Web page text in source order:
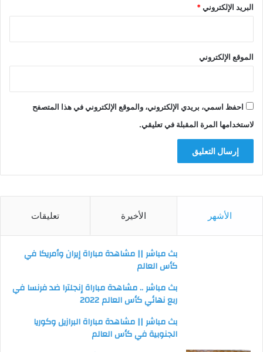
البريد الإلكتروني*
الموقع الإلكتروني
احفظ اسمي، بريدي الإلكتروني، والموقع الإلكتروني في هذا المتصفح
لاستخدامها المرة المقبلة في تعليقي.
الأشهر الأخيرة تعليقات
بث مباشر || مشاهدة مباراة إيران وأمريكا في
كأس العالم
بث مباشر .. مشاهدة مباراة إنجلترا ضد فرنسا في
ربع نهائي كأس العالم 2022
بث مباشر || مشاهدة مباراة البرازيل وكوريا
الجنوبية في كأس العالم